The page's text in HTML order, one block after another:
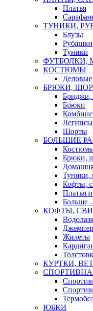
Платья
ТУНИКИ,
Блузы
Рубашки
Туники
ФУТБОЛКИ,
КОСТЮМЫ
БРЮКИ,
Бриджи,
Брюки
Шорты
БОЛЬШИЕ
Брюки,
Туники,
Кофты,
Платья
Больше
КОФТЫ,
Жилеты
КУРТКИ,
ЮБКИ